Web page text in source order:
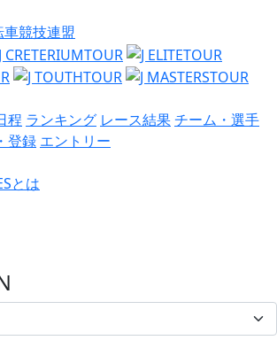
競技連盟
程 ランキング レース結果チーム・選手
登録 エントリー
とは